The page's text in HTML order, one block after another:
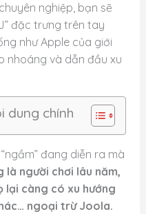
nghiệp, bạn sẽ
đặc trưng trên tay
như Apple của giới
nhoáng và dẫn đầu xu
dung chính
đang diễn ra mà
là người chơi lâu năm,
lại càng có xu hướng
ngoại trừ Joola.